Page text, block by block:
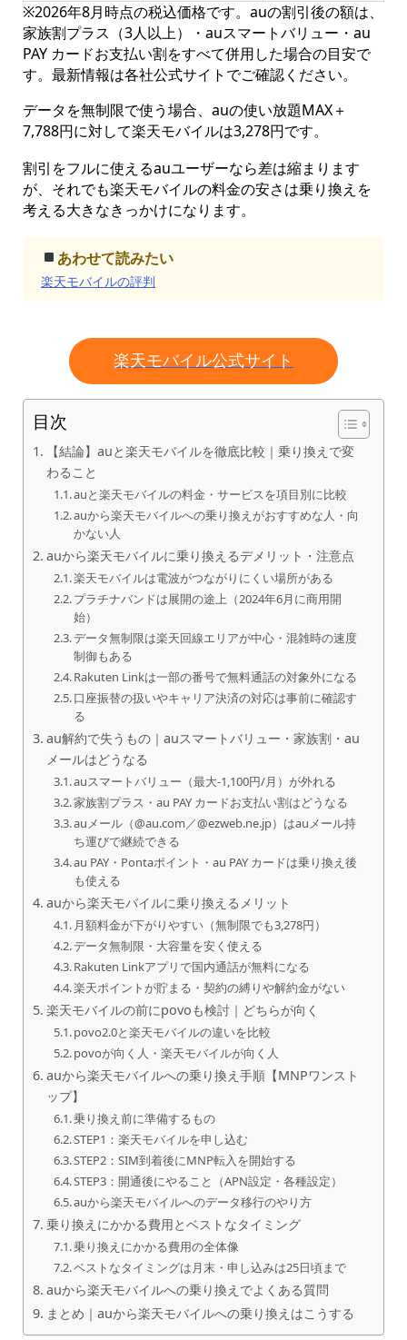
※2026年8月時点の税込価格です。auの割引後の額は、
家族割プラス（3人以上）・auスマートバリュー・au
PAY カードお支払い割をすべて併用した場合の目安で
す。最新情報は各社公式サイトでご確認ください。
データを無制限で使う場合、auの使い放題MAX＋
7,788円に対して楽天モバイルは3,278円です。
割引をフルに使えるauユーザーなら差は縮まります
が、それでも楽天モバイルの料金の安さは乗り換えを
考える大きなきっかけになります。
あわせて読みたい
楽天モバイルの評判
楽天モバイル公式サイト
目次
【結論】auと楽天モバイルを徹底比較｜乗り換えで変
わること
auと楽天モバイルの料金・サービスを項目別に比較
auから楽天モバイルへの乗り換えがおすすめな人・向
かない人
auから楽天モバイルに乗り換えるデメリット・注意点
楽天モバイルは電波がつながりにくい場所がある
プラチナバンドは展開の途上（2024年6月に商用開
始）
データ無制限は楽天回線エリアが中心・混雑時の速度
制御もある
Rakuten Linkは一部の番号で無料通話の対象外になる
口座振替の扱いやキャリア決済の対応は事前に確認す
る
au解約で失うもの｜auスマートバリュー・家族割・au
メールはどうなる
auスマートバリュー（最大-1,100円/月）が外れる
家族割プラス・au PAY カードお支払い割はどうなる
auメール（@au.com／@ezweb.ne.jp）はauメール持
ち運びで継続できる
au PAY・Pontaポイント・au PAY カードは乗り換え後
も使える
auから楽天モバイルに乗り換えるメリット
月額料金が下がりやすい（無制限でも3,278円）
データ無制限・大容量を安く使える
Rakuten Linkアプリで国内通話が無料になる
楽天ポイントが貯まる・契約の縛りや解約金がない
楽天モバイルの前にpovoも検討｜どちらが向く
povo2.0と楽天モバイルの違いを比較
povoが向く人・楽天モバイルが向く人
auから楽天モバイルへの乗り換え手順【MNPワンスト
ップ】
乗り換え前に準備するもの
STEP1：楽天モバイルを申し込む
STEP2：SIM到着後にMNP転入を開始する
STEP3：開通後にやること（APN設定・各種設定）
auから楽天モバイルへのデータ移行のやり方
乗り換えにかかる費用とベストなタイミング
乗り換えにかかる費用の全体像
ベストなタイミングは月末・申し込みは25日頃まで
auから楽天モバイルへの乗り換えでよくある質問
まとめ｜auから楽天モバイルへの乗り換えはこうする